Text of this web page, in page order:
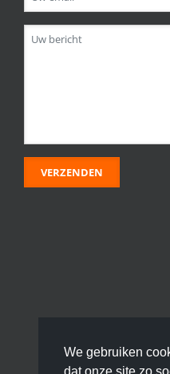
We gebruiken
dat onze site zo